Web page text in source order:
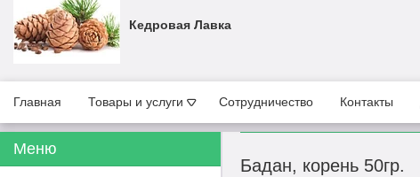
Кедровая Лавка
Главная Товары и услуги Сотрудничество Контакты
Бадан, корень 50гр.